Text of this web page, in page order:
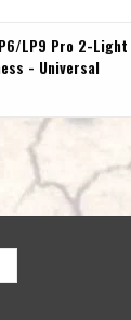
LP9 Pro 2-Light
- Universal